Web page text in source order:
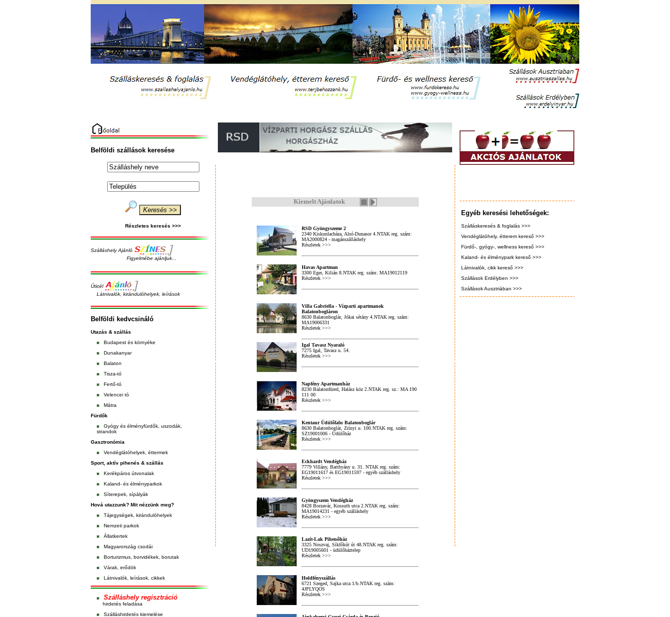
Belföldi szállások keresése
Részletes keresés >>>
Szálláshely Ajánló
Figyelmébe ajánljuk...
Úticél
Látnivalók, kirándulóhelyek, leírások
Belföldi kedvcsináló
Utazás & szállás
Budapest és környéke
Dunakanyar
Balaton
Tisza-tó
Fertő-tó
Velencei tó
Mátra
Fürdők
Gyógy és élményfürdők, uszodák,
strandok
Gasztronómia
Vendéglátóhelyek, éttermek
Sport, aktív pihenés & szállás
Kerékpáros útvonalak
Kaland- és élményparkok
Síterepek, sípályák
Hová utazzunk? Mit nézzünk meg?
Tájegységek, kirándulóhelyek
Nemzeti parkok
Állatkertek
Magyarország csodái
Borturizmus, borvidékek, borutak
Várak, erődök
Látnivalók, leírások, cikkek
Szálláshely regisztráció
hirdetés feladása
Szálláshirdetés kiemelése
Kiemelt Ajánlatok
MA2000824 - magánszálláshely
Részletek >>>
Részletek >>>
8630 Balatonboglár, Jókai sétány 4.NTAK reg. szám:
MA19006331
Részletek >>>
Részletek >>>
111 00
Részletek >>>
SZ19001006 - Üdülőház
Részletek >>>
EG19011617 és EG19011597 - egyéb szálláshely
Részletek >>>
MA19014231 - egyéb szálláshely
Részletek >>>
UD19005601 - üdülőháztelep
Részletek >>>
4JPLYQOS
Részletek >>>
PA19002738 - panzió
Egyéb keresési lehetőségek:
Szálláskeresés & foglalás >>>
Vendéglátóhely, étterem kereső >>>
Fürdő-, gyógy-, wellness kereső >>>
Kaland- és élménypark kereső >>>
Látnivalók, cikk kereső >>>
Szállások Erdélyben >>>
Szállások Ausztriában >>>